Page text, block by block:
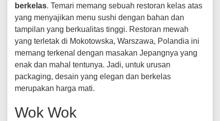
berkelas. Temari memang sebuah restoran kelas atas
yang menyajikan menu sushi dengan bahan dan
tampilan yang berkualitas tinggi. Restoran mewah
yang terletak di Mokotowska, Warszawa, Polandia ini
memang terkenal dengan masakan Jepangnya yang
enak dan mahal tentunya. Jadi, untuk urusan
packaging, desain yang elegan dan berkelas
merupakan harga mati.
Wok Wok